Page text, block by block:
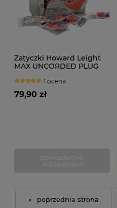
Zatyczki Howard Leight
MAX UNCORDED PLUG
1 ocena
79,90 zł
«